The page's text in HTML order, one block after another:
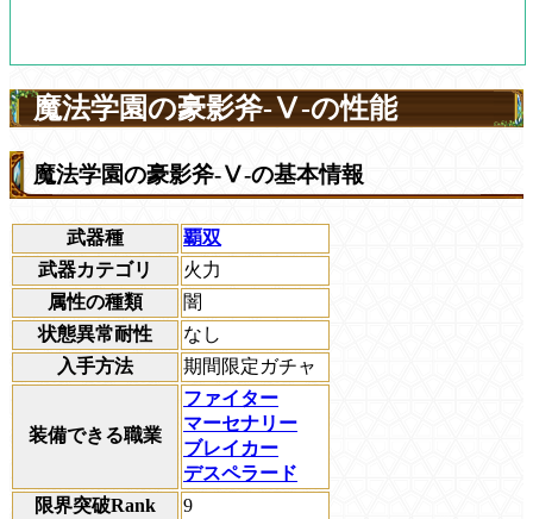
魔法学園の豪影斧-Ⅴ-の性能
魔法学園の豪影斧-Ⅴ-の基本情報
武器種
覇双
武器カテゴリ
火力
属性の種類
闇
状態異常耐性
なし
入手方法
期間限定ガチャ
装備できる職業
ファイター
マーセナリー
ブレイカー
デスペラード
限界突破Rank
9